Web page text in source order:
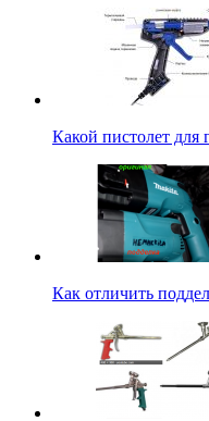
Какой пистолет для
Как отличить